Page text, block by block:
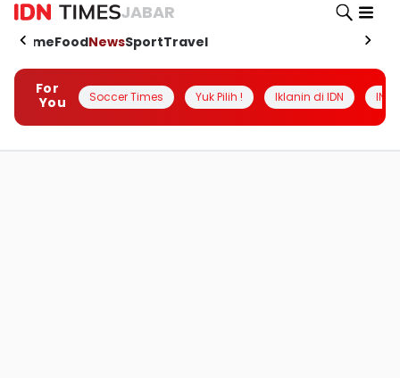
JABAR
HomeFoodNewsSportTravel
For
You
Soccer Times Yuk Pilih ! Iklanin di IDN